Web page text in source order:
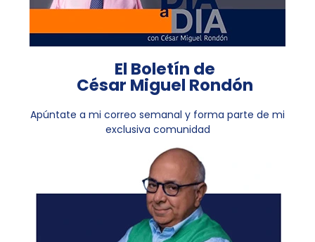
El Boletín de
César Miguel Rondón
Apúntate a mi correo semanal y forma parte de mi
exclusiva comunidad